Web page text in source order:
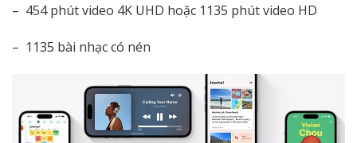
– 454 phút video 4K UHD hoặc 1135 phút video HD
– 1135 bài nhạc có nén